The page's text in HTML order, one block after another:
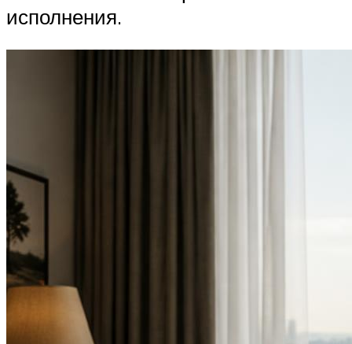
исполнения.